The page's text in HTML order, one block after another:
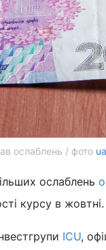
ослаблень / фото
ослаблень
курсу в жовтні.
ICU,